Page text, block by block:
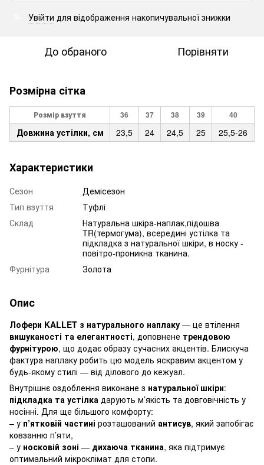
Увійти для відображення накопичувальної знижки
До обраного Порівняти
Розмірна сітка
Розмір взуття 36 37 38 39 40
Довжина устілки, см 23,5 24 24,5 25 25,5-26
Характеристики
Сезон
Демісезон
Тип взуття
Туфлі
Склад
Натуральна шкіра-наплак,підошва
TR(термогума), всередині устілка та
підкладка з натуральної шкіри, в носку -
повітро-проникна тканина.
Фурнітура
Золота
Опис
Лофери KALLET з натурального наплаку — це втілення
вишуканості та елегантності, доповнене трендовою
фурнітурою, що додає образу сучасних акцентів. Блискуча
фактура наплаку робить цю модель яскравим акцентом у
будь-якому стилі — від ділового до кежуал.
Внутрішнє оздоблення виконане з натуральної шкіри:
підкладка та устілка дарують м’якість та довговічність у
носінні. Для ще більшого комфорту:
– у п’ятковій частині розташований антисув, який запобігає
ковзанню п’яти,
– у носковій зоні — дихаюча тканина, яка підтримує
оптимальний мікроклімат для стопи.